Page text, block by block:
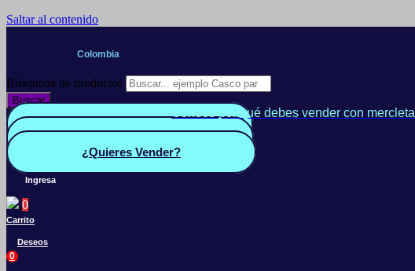
Saltar al contenido
Colombia
Búsqueda de productos
Buscar
Conoce por qué debes vender con mercleta
¿Quieres Vender?
Ingresa
0
Carrito
Deseos
0